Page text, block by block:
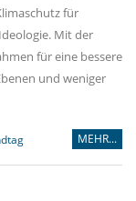
für
Mit der
für eine bessere
und weniger
MEHR...